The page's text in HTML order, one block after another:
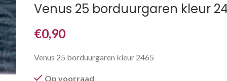
Venus 25 borduurgaren kleur
€0,90
Venus 25 borduurgaren kleur 2465
Op voorraad